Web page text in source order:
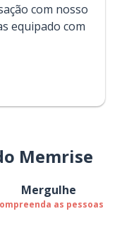
com nosso
equipado com
Memrise
Mergulhe
as pessoas